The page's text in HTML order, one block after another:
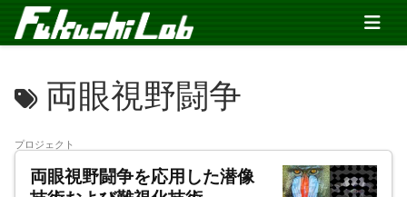
両眼視野闘争
プロジェクト
両眼視野闘争を応用した潜像